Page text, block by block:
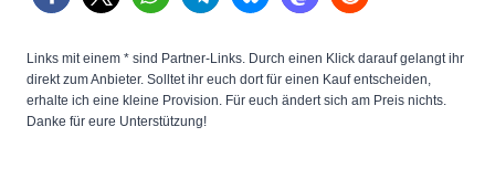
Links mit einem * sind Partner-Links. Durch einen Klick darauf gelangt ihr
direkt zum Anbieter. Solltet ihr euch dort für einen Kauf entscheiden,
erhalte ich eine kleine Provision. Für euch ändert sich am Preis nichts.
Danke für eure Unterstützung!